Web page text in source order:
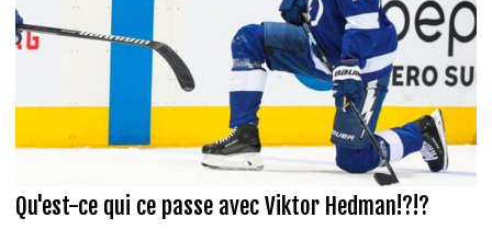
Qu'est-ce qui ce passe avec Viktor Hedman!?!?